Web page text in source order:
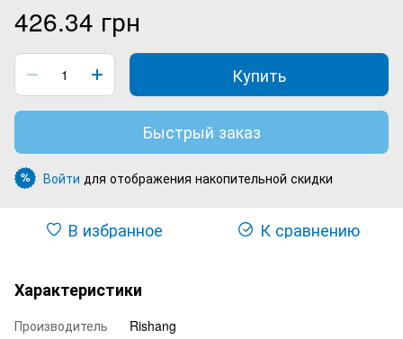
426.34 грн
Купить
Быстрый заказ
% Войти для отображения накопительной скидки
В избранное К сравнению
Характеристики
Производитель
Rishang